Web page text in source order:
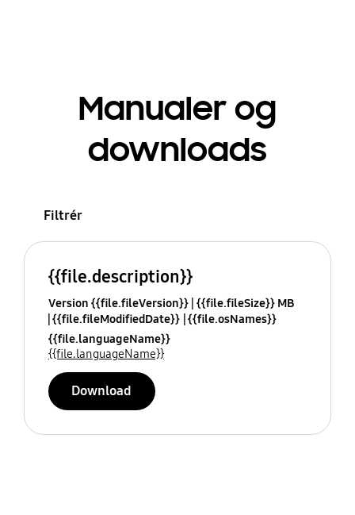
Manualer og
downloads
Filtrér
{{file.description}}
Version {{file.fileVersion}} {{file.fileSize}} MB
{{file.fileModifiedDate}} {{file.osNames}}
{{file.languageName}}
{{file.languageName}}
Download